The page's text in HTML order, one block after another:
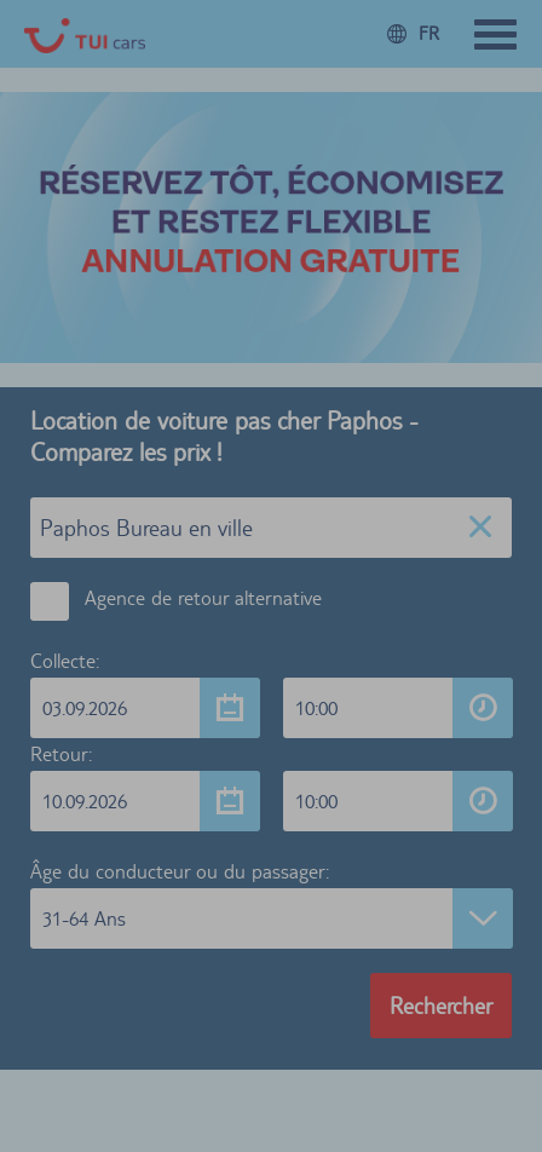
FR
Location de voiture pas cher Paphos -
Comparez les prix !
Agence de retour alternative
Collecte:
03.09.2026
10:00
Retour:
10.09.2026
10:00
Âge du conducteur ou du passager:
31-64 Ans
Rechercher